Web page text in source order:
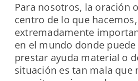
Para nosotros, la oración
centro de lo que
extremadamente
en el mundo donde
prestar ayuda material o
situación es tan mala que